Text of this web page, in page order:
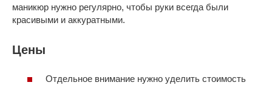
маникюр нужно регулярно, чтобы руки всегда были
красивыми и аккуратными.
Цены
Отдельное внимание нужно уделить стоимость